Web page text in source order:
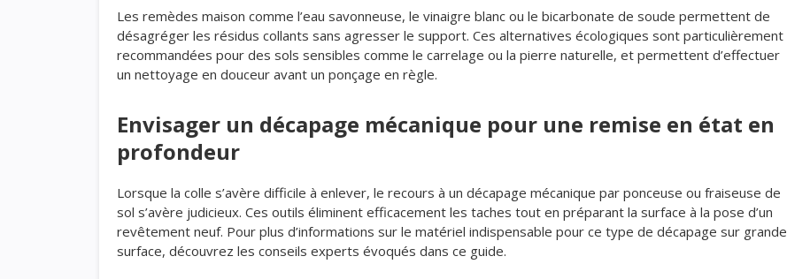
Les remèdes maison comme l’eau savonneuse, le vinaigre blanc ou le bicarbonate de soude permettent de
désagréger les résidus collants sans agresser le support. Ces alternatives écologiques sont particulièrement
recommandées pour des sols sensibles comme le carrelage ou la pierre naturelle, et permettent d’effectuer
un nettoyage en douceur avant un ponçage en règle.
Envisager un décapage mécanique pour une remise en état en
profondeur
Lorsque la colle s’avère difficile à enlever, le recours à un décapage mécanique par ponceuse ou fraiseuse de
sol s’avère judicieux. Ces outils éliminent efficacement les taches tout en préparant la surface à la pose d’un
revêtement neuf. Pour plus d’informations sur le matériel indispensable pour ce type de décapage sur grande
surface, découvrez les conseils experts évoqués dans ce guide.